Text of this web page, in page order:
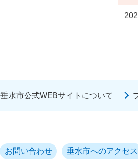
垂水市公式WEBサイトについて
お問い合わせ 垂水市へのアクセス